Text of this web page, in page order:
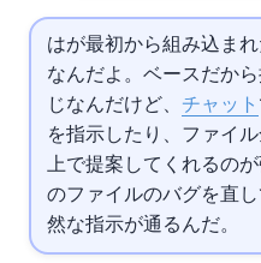
はAIが最初から組み込ま
なんだよ。 ベースだか
じなんだけど、 チャット
を指示したり、ファイ
上で提案してくれるの
のファイルのバグを直
然な指示が通るんだ。